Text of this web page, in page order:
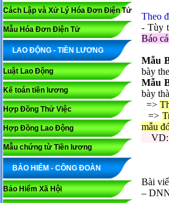
Cách Lập và Xử Lý Hóa Đơn Điện Tử
Mẫu Hóa Đơn Điện Tử
LAO ĐỘNG - TIỀN LƯƠNG
Luật Lao Động
Kế toán tiền lương
Hợp Đồng Thử Việc
Hợp Đồng Lao Động
Mẫu chứng từ Tiền lương
BẢO HIỂM - CÔNG ĐOÀN
Bảo Hiểm Xã Hội
Theo
- Tùy
Báo
Mẫu
bày
Mẫu
bày
=>
=>
mẫu
VD:
Bài
–